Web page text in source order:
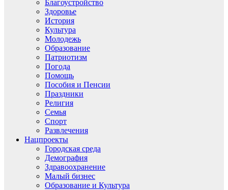
Благоустройство
Здоровье
История
Культура
Молодежь
Образование
Патриотизм
Погода
Помощь
Пособия и Пенсии
Праздники
Религия
Семья
Спорт
Развлечения
Нацпроекты
Городская среда
Демография
Здравоохранение
Малый бизнес
Образование и Культура